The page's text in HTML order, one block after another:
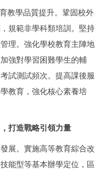
教學品質提升。鞏固校外
規範非學科類培訓。堅持
理。強化學校教育主陣地
強對學習困難學生的輔
試測試頻次。提高課後服
教育，強化核心素養培
打造戰略引領力量
展。實施高等教育綜合改
能型等基本辦學定位，區